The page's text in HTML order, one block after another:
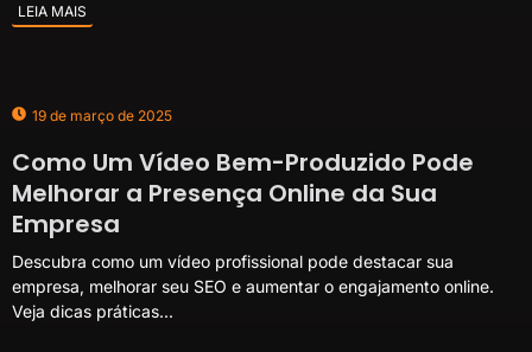
LEIA MAIS
19 de março de 2025
Como Um Vídeo Bem-Produzido Pode
Melhorar a Presença Online da Sua
Empresa
Descubra como um vídeo profissional pode destacar sua
empresa, melhorar seu SEO e aumentar o engajamento online.
Veja dicas práticas...